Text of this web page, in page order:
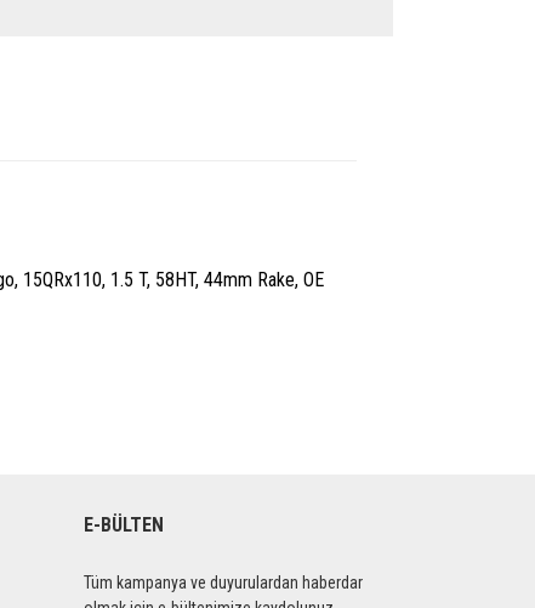
15QRx110, 1.5 T, 58HT, 44mm Rake, OE
E-BÜLTEN
Tüm kampanya ve duyurulardan haberdar